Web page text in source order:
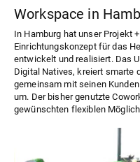
Workspace in
In Hamburg hat unser Projekt
Einrichtungskonzept für das
entwickelt und realisiert. Das
Digital Natives, kreiert smarte
gemeinsam mit seinen
um. Der bisher genutzte
gewünschten flexiblen